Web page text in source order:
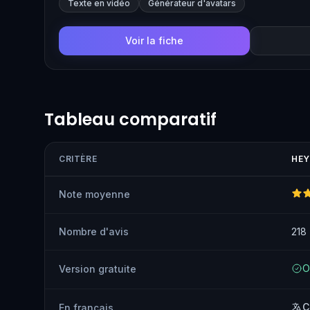
photo avec des expressions d'un réalisme saisissant.
Texte en vidéo Générateur d'avatars
Voir la fiche
Tableau comparatif
CRITÈRE
Note moyenne
Nombre d'avis 218
Version gratuite
En français